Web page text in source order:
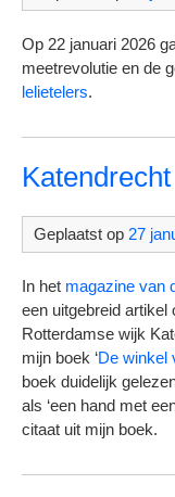
Op 22 januari 2026
meetrevolutie en de
lelietelers.
Katendrecht
Geplaatst op 27
In het magazine van
een uitgebreid artikel
Rotterdamse wijk
mijn boek ‘De winkel
boek duidelijk
als ‘een hand met
citaat uit mijn boek.